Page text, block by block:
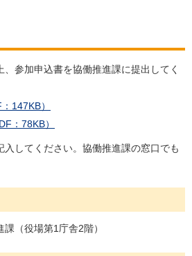
参加申込書を協働推進課に提出してく
147KB）
：78KB）
してください。協働推進課の窓口でも
（役場第1庁舎2階）